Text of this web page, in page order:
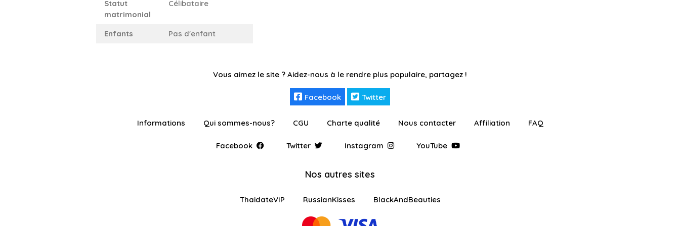
Statut
matrimonial
Célibataire
Enfants Pas d'enfant
Vous aimez le site ? Aidez-nous à le rendre plus populaire, partagez !
Facebook Twitter
Informations Qui sommes-nous? CGU Charte qualité Nous contacter Affiliation FAQ
Facebook Twitter Instagram YouTube
Nos autres sites
ThaidateVIP RussianKisses BlackAndBeauties